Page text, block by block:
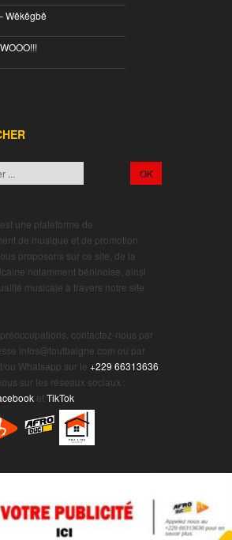
Wêkêgbê
est une plateforme de
de musique et de promotion
proposons sur ce site, de la
notamment béninoise, ainsi
musicale à travers notre site
contactez-nous par
infos@toutbaigne.com ou par
ou Whatsapp sur le +229 66313636
sur les réseaux sociaux :
etTikTok